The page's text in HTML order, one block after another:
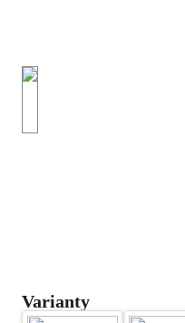
Varianty